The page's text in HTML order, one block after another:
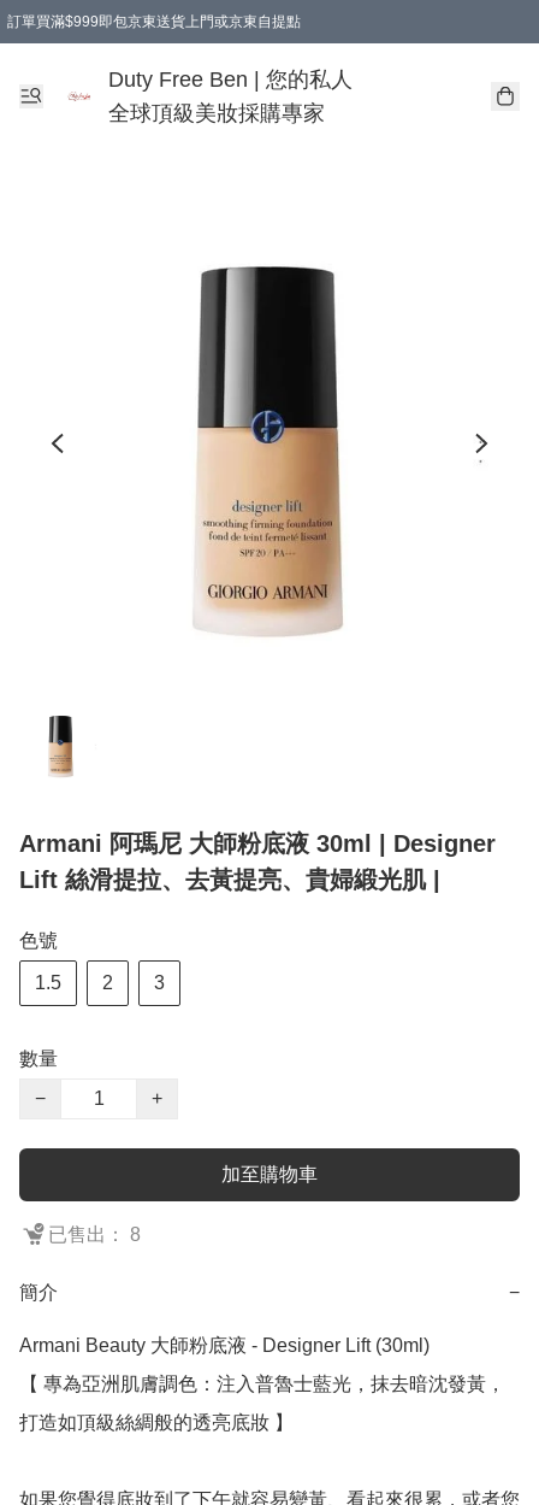
訂單買滿$999即包京東送貨上門或京東自提點
Duty Free Ben | 您的私人
全球頂級美妝採購專家
Armani 阿瑪尼 大師粉底液 30ml | Designer
Lift 絲滑提拉、去黃提亮、貴婦緞光肌 |
色號
1.5 2 3
數量
−
+
加至購物車
已售出： 8
簡介 −
Armani Beauty 大師粉底液 - Designer Lift (30ml)
【 專為亞洲肌膚調色：注入普魯士藍光，抹去暗沈發黃，
打造如頂級絲綢般的透亮底妝 】
如果您覺得底妝到了下午就容易變黃、看起來很累，或者您